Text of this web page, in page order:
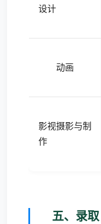
设计
动画
影视摄影与制
作
五、录取